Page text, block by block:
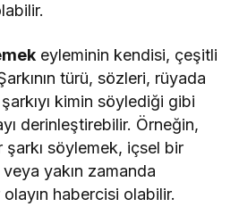
eyleminin kendisi, çeşitli
türü, sözleri, rüyada
kimin söylediği gibi
derinleştirebilir. Örneğin,
söylemek, içsel bir
yakın zamanda
habercisi olabilir.